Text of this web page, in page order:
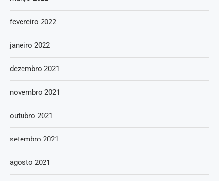
fevereiro 2022
janeiro 2022
dezembro 2021
novembro 2021
outubro 2021
setembro 2021
agosto 2021